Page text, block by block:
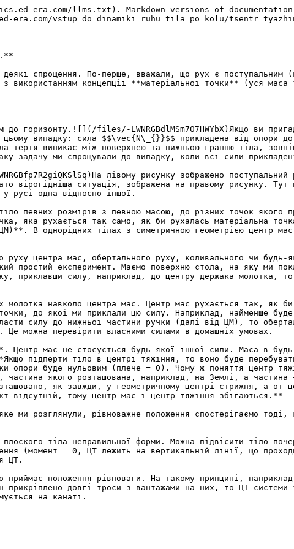
era.com/llms.txt). Markdown versions of
vstup_do_dinamiki_ruhu_tila_po_kolu/
спрощення. По-перше, вважали, що рух є поступальним
концепцiї **матерiальної точки** (уся
горизонту.![](/files/-LWNRGBdlMSm707HWYbX)Якщо ви
випадку: сила $$\vec{N\_{}}$$ прикладена вiд опори
тертя виникає мiж поверхнею та нижньою гранню тiла,
задачу ми спрощували до випадку, коли всi сили
лiвому рисунку зображено
вiрогiднiша ситуацiя, зображена на правому рисунку. Тут
у русi одна вiдносно iншої.
яка рухається так само, як би рухалась матерiальна
В однорiдних тiлах з симетричною геометрiєю центр мас
центра мас, обертального руху, коливального чи
простий експеримент. Маємо поверхню стола, на яку ми
приклавши силу, наприклад, до центру держака молотка,
навколо центра мас. Центр мас рухається так, як
до якої ми приклали цю силу. Наприклад, найменше
силу до нижньої частини ручки (далi вiд ЦМ), то
можна перевiрити власними силами в домашнiх умовах.
мас не стосується будь-якої іншої сили. Маса в
пiдперти тiло в центрi тяжiння, то воно буде
опори буде нульовим (плече = 0). Чому ж поняття центр
частина якого розташована, наприклад, на Землi, а
як завжди, у геометричному центрi стрижня, а от
вiдсутнiй, тому центр мас i центр тяжiння збігаються.**
ми розглянули, рiвноважне положення спостерiгаємо тодi,
тiла неправильної форми. Можна пiдвiсити тiло
(момент = 0, ЦТ лежить на вертикальнiй лiнiї, що
ЦТ.
положення рiвноваги. На такому принципi,
довгi троси з вантажами на них, то ЦТ